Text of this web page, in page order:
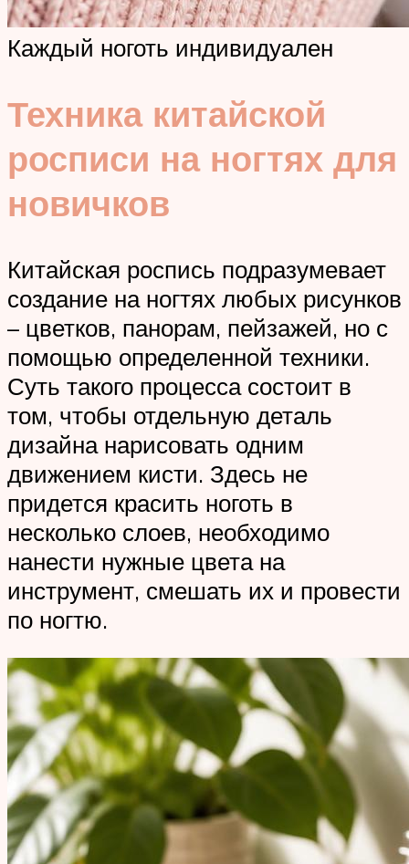
Каждый ноготь индивидуален
Техника китайской
росписи на ногтях для
новичков
Китайская роспись подразумевает
создание на ногтях любых рисунков
– цветков, панорам, пейзажей, но с
помощью определенной техники.
Суть такого процесса состоит в
том, чтобы отдельную деталь
дизайна нарисовать одним
движением кисти. Здесь не
придется красить ноготь в
несколько слоев, необходимо
нанести нужные цвета на
инструмент, смешать их и провести
по ногтю.